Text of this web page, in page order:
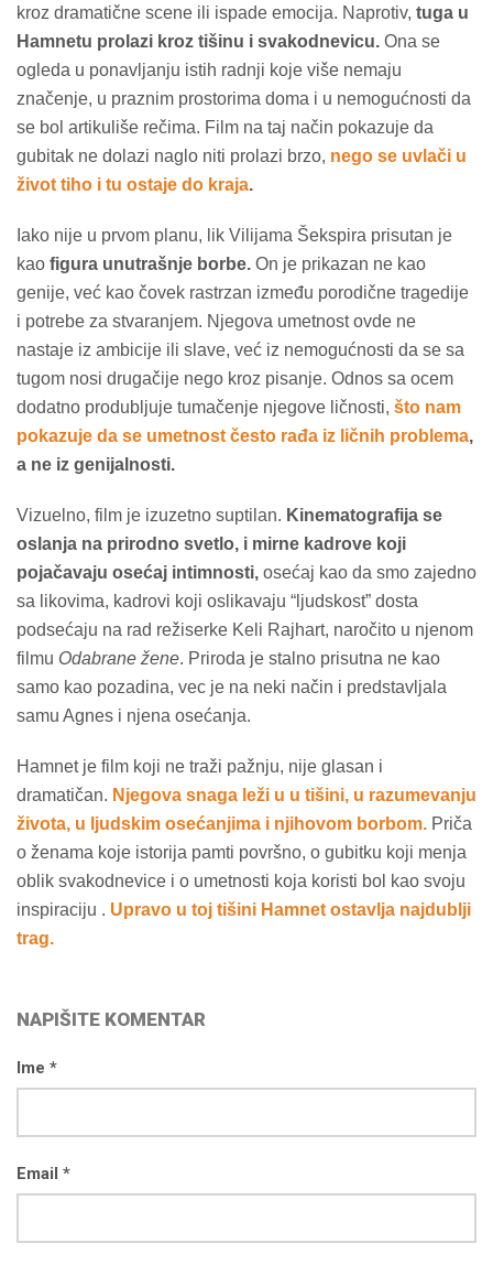
kroz dramatične scene ili ispade emocija. Naprotiv, tuga u
Hamnetu prolazi kroz tišinu i svakodnevicu. Ona se
ogleda u ponavljanju istih radnji koje više nemaju
značenje, u praznim prostorima doma i u nemogućnosti da
se bol artikuliše rečima. Film na taj način pokazuje da
gubitak ne dolazi naglo niti prolazi brzo, nego se uvlači u
život tiho i tu ostaje do kraja.
Iako nije u prvom planu, lik Vilijama Šekspira prisutan je
kao figura unutrašnje borbe. On je prikazan ne kao
genije, već kao čovek rastrzan između porodične tragedije
i potrebe za stvaranjem. Njegova umetnost ovde ne
nastaje iz ambicije ili slave, već iz nemogućnosti da se sa
tugom nosi drugačije nego kroz pisanje. Odnos sa ocem
dodatno produbljuje tumačenje njegove ličnosti, što nam
pokazuje da se umetnost često rađa iz ličnih problema,
a ne iz genijalnosti.
Vizuelno, film je izuzetno suptilan. Kinematografija se
oslanja na prirodno svetlo, i mirne kadrove koji
pojačavaju osećaj intimnosti, osećaj kao da smo zajedno
sa likovima, kadrovi koji oslikavaju “ljudskost” dosta
podsećaju na rad režiserke Keli Rajhart, naročito u njenom
filmu Odabrane žene. Priroda je stalno prisutna ne kao
samo kao pozadina, vec je na neki način i predstavljala
samu Agnes i njena osećanja.
Hamnet je film koji ne traži pažnju, nije glasan i
dramatičan. Njegova snaga leži u u tišini, u razumevanju
života, u ljudskim osećanjima i njihovom borbom. Priča
o ženama koje istorija pamti površno, o gubitku koji menja
oblik svakodnevice i o umetnosti koja koristi bol kao svoju
inspiraciju . Upravo u toj tišini Hamnet ostavlja najdublji
trag.
NAPIŠITE KOMENTAR
Ime *
Email *